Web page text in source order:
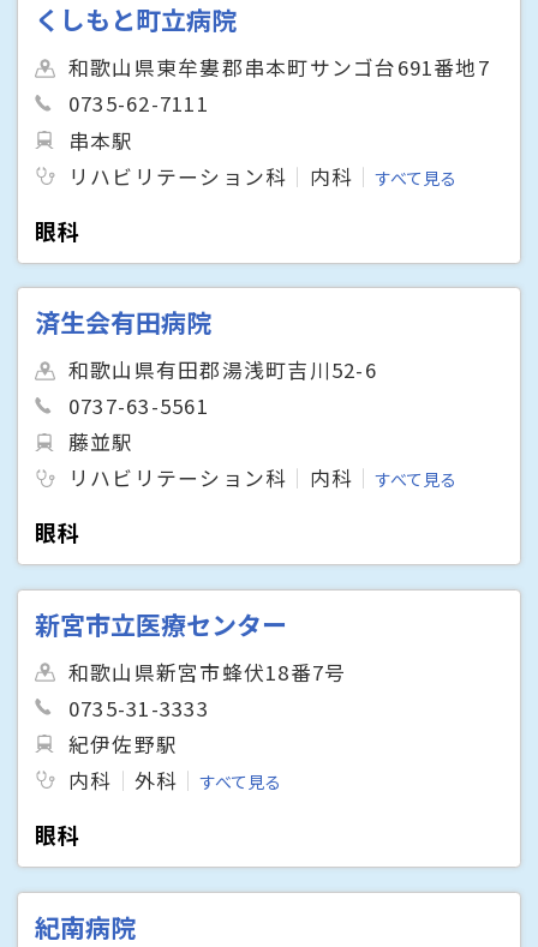
くしもと町立病院
和歌山県東牟婁郡串本町サンゴ台691番地7
0735-62-7111
串本駅
リハビリテーション科
内科 すべて見る
眼科
済生会有田病院
和歌山県有田郡湯浅町吉川52-6
0737-63-5561
藤並駅
リハビリテーション科
内科 すべて見る
眼科
新宮市立医療センター
和歌山県新宮市蜂伏18番7号
0735-31-3333
紀伊佐野駅
内科
外科 すべて見る
眼科
紀南病院